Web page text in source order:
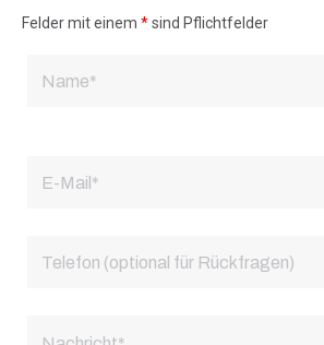
Felder mit einem *sind Pflichtfelder